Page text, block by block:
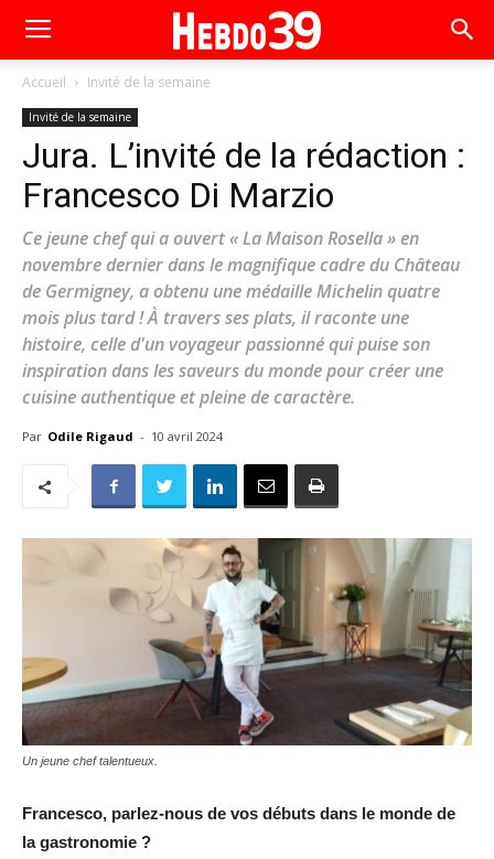
Accueil Invité de la semaine
Invité de la semaine
Jura. L’invité de la rédaction :
Francesco Di Marzio
Ce jeune chef qui a ouvert « La Maison Rosella » en
novembre dernier dans le magnifique cadre du Château
de Germigney, a obtenu une médaille Michelin quatre
mois plus tard ! À travers ses plats, il raconte une
histoire, celle d'un voyageur passionné qui puise son
inspiration dans les saveurs du monde pour créer une
cuisine authentique et pleine de caractère.
Par Odile Rigaud - 10 avril 2024
Un jeune chef talentueux.
Francesco, parlez-nous de vos débuts dans le monde de
la gastronomie ?